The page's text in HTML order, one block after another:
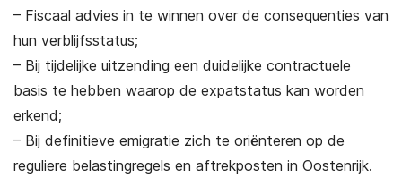
– Fiscaal advies in te winnen over de consequenties van
hun verblijfsstatus;
– Bij tijdelijke uitzending een duidelijke contractuele
basis te hebben waarop de expatstatus kan worden
erkend;
– Bij definitieve emigratie zich te oriënteren op de
reguliere belastingregels en aftrekposten in Oostenrijk.